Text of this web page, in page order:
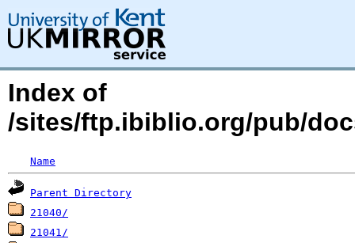
Index of
/sites/ftp.ibiblio.org/pub/
Name
Parent Directory
21040/
21041/